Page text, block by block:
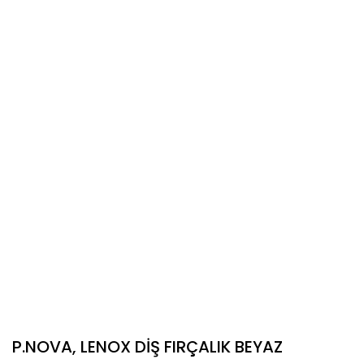
P.NOVA, LENOX DİŞ FIRÇALIK BEYAZ